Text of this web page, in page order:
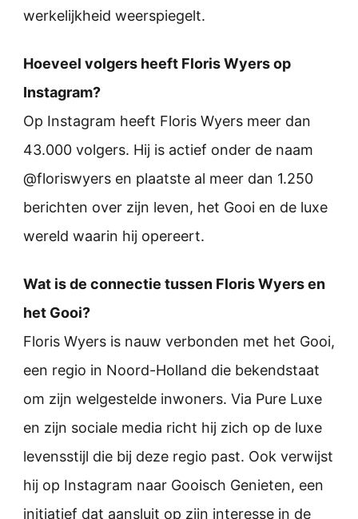
werkelijkheid weerspiegelt.
Hoeveel volgers heeft Floris Wyers op
Instagram?
Op Instagram heeft Floris Wyers meer dan
43.000 volgers. Hij is actief onder de naam
@floriswyers en plaatste al meer dan 1.250
berichten over zijn leven, het Gooi en de luxe
wereld waarin hij opereert.
Wat is de connectie tussen Floris Wyers en
het Gooi?
Floris Wyers is nauw verbonden met het Gooi,
een regio in Noord-Holland die bekendstaat
om zijn welgestelde inwoners. Via Pure Luxe
en zijn sociale media richt hij zich op de luxe
levensstijl die bij deze regio past. Ook verwijst
hij op Instagram naar Gooisch Genieten, een
initiatief dat aansluit op zijn interesse in de